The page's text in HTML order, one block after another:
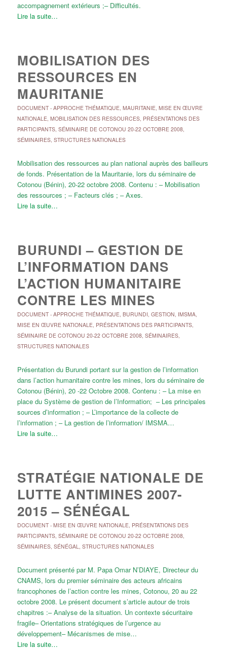
accompagnement extérieurs ;– Difficultés.
Lire la suite…
MOBILISATION DES
RESSOURCES EN
MAURITANIE
DOCUMENT- APPROCHE THÉMATIQUE, MAURITANIE, MISE EN ŒUVRE
NATIONALE, MOBILISATION DES RESSOURCES, PRÉSENTATIONS DES
PARTICIPANTS, SÉMINAIRE DE COTONOU 20-22 OCTOBRE 2008,
SÉMINAIRES, STRUCTURES NATIONALES
Mobilisation des ressources au plan national auprès des bailleurs
de fonds. Présentation de la Mauritanie, lors du séminaire de
Cotonou (Bénin), 20-22 octobre 2008. Contenu : – Mobilisation
des ressources ; – Facteurs clés ; – Axes.
Lire la suite…
BURUNDI – GESTION DE
L’INFORMATION DANS
L’ACTION HUMANITAIRE
CONTRE LES MINES
DOCUMENT- APPROCHE THÉMATIQUE, BURUNDI, GESTION, IMSMA,
MISE EN ŒUVRE NATIONALE, PRÉSENTATIONS DES PARTICIPANTS,
SÉMINAIRE DE COTONOU 20-22 OCTOBRE 2008, SÉMINAIRES,
STRUCTURES NATIONALES
Présentation du Burundi portant sur la gestion de l’information
dans l’action humanitaire contre les mines, lors du séminaire de
Cotonou (Bénin), 20 -22 Octobre 2008. Contenu : – La mise en
place du Système de gestion de l’Information; – Les principales
sources d’information ; – L’importance de la collecte de
l’information ; – La gestion de l’information/ IMSMA…
Lire la suite…
STRATÉGIE NATIONALE DE
LUTTE ANTIMINES 2007-
2015 – SÉNÉGAL
DOCUMENT- MISE EN ŒUVRE NATIONALE, PRÉSENTATIONS DES
PARTICIPANTS, SÉMINAIRE DE COTONOU 20-22 OCTOBRE 2008,
SÉMINAIRES, SÉNÉGAL, STRUCTURES NATIONALES
Document présenté par M. Papa Omar N’DIAYE, Directeur du
CNAMS, lors du premier séminaire des acteurs africains
francophones de l’action contre les mines, Cotonou, 20 au 22
octobre 2008. Le présent document s’article autour de trois
chapitres :– Analyse de la situation. Un contexte sécuritaire
fragile– Orientations stratégiques de l’urgence au
développement– Mécanismes de mise…
Lire la suite…